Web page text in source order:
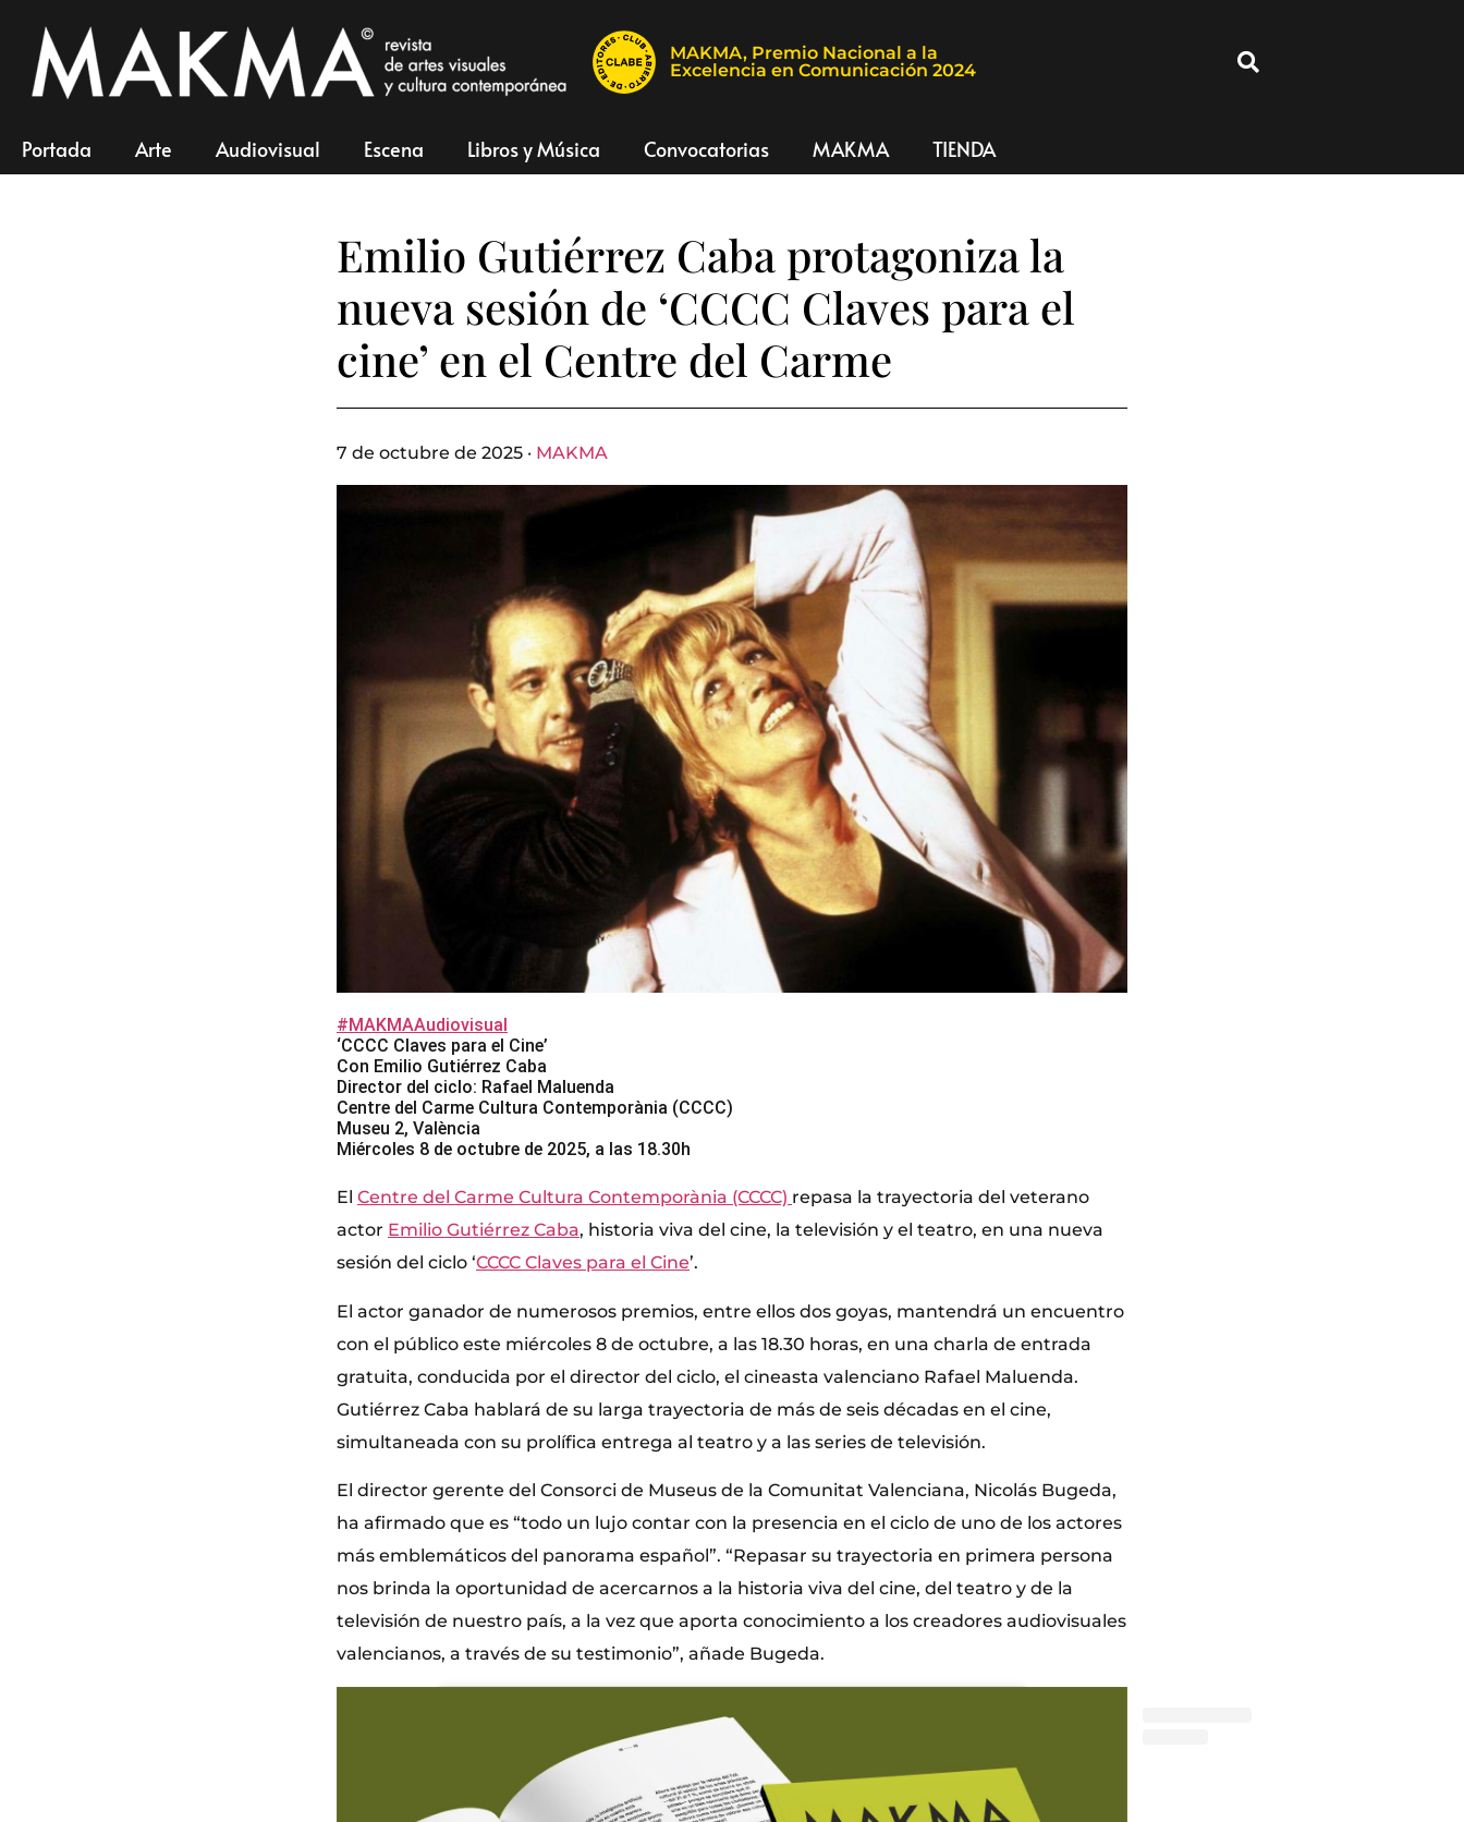
MAKMA, Premio Nacional a la
Excelencia en Comunicación 2024
Portada Arte Audiovisual Escena Libros y Música Convocatorias MAKMA TIENDA
Emilio Gutiérrez Caba protagoniza la
nueva sesión de ‘CCCC Claves para el
cine’ en el Centre del Carme
7 de octubre de 2025 · MAKMA
#MAKMAAudiovisual
‘CCCC Claves para el Cine’
Con Emilio Gutiérrez Caba
Director del ciclo: Rafael Maluenda
Centre del Carme Cultura Contemporània (CCCC)
Museu 2, València
Miércoles 8 de octubre de 2025, a las 18.30h
El Centre del Carme Cultura Contemporània (CCCC) repasa la trayectoria del veterano
actor Emilio Gutiérrez Caba, historia viva del cine, la televisión y el teatro, en una nueva
sesión del ciclo ‘CCCC Claves para el Cine’.
El actor ganador de numerosos premios, entre ellos dos goyas, mantendrá un encuentro
con el público este miércoles 8 de octubre, a las 18.30 horas, en una charla de entrada
gratuita, conducida por el director del ciclo, el cineasta valenciano Rafael Maluenda.
Gutiérrez Caba hablará de su larga trayectoria de más de seis décadas en el cine,
simultaneada con su prolífica entrega al teatro y a las series de televisión.
El director gerente del Consorci de Museus de la Comunitat Valenciana, Nicolás Bugeda,
ha afirmado que es “todo un lujo contar con la presencia en el ciclo de uno de los actores
más emblemáticos del panorama español”. “Repasar su trayectoria en primera persona
nos brinda la oportunidad de acercarnos a la historia viva del cine, del teatro y de la
televisión de nuestro país, a la vez que aporta conocimiento a los creadores audiovisuales
valencianos, a través de su testimonio”, añade Bugeda.